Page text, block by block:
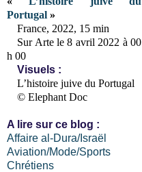
Portugal »
France, 2022, 15 min
Sur Arte le 8 avril 2022 à 00
h 00
Visuels :
L’histoire juive du Portugal
© Elephant Doc
A lire sur ce blog :
Affaire al-Dura/Israël
Aviation/Mode/Sports
Chrétiens